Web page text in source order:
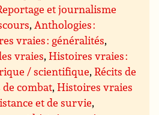
et journalisme
,Anthologies :
vraies : généralités,
vraies,Histoires vraies :
/ scientifique,Récits de
combat,Histoires vraies
et de survie,